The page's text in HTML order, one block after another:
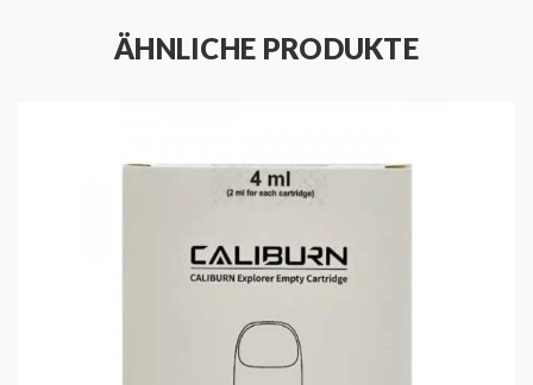
ÄHNLICHE PRODUKTE